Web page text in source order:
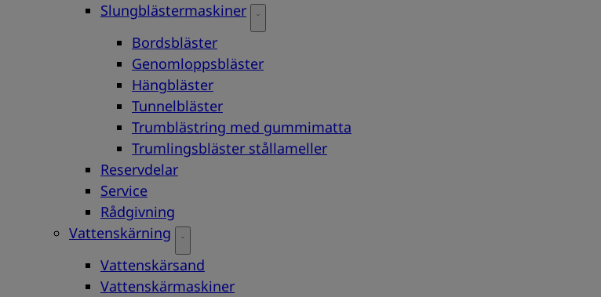
Slungblästermaskiner
Bordsbläster
Genomloppsbläster
Hängbläster
Tunnelbläster
Trumblästring med gummimatta
Trumlingsbläster stållameller
Reservdelar
Service
Rådgivning
Vattenskärning
Vattenskärsand
Vattenskärmaskiner